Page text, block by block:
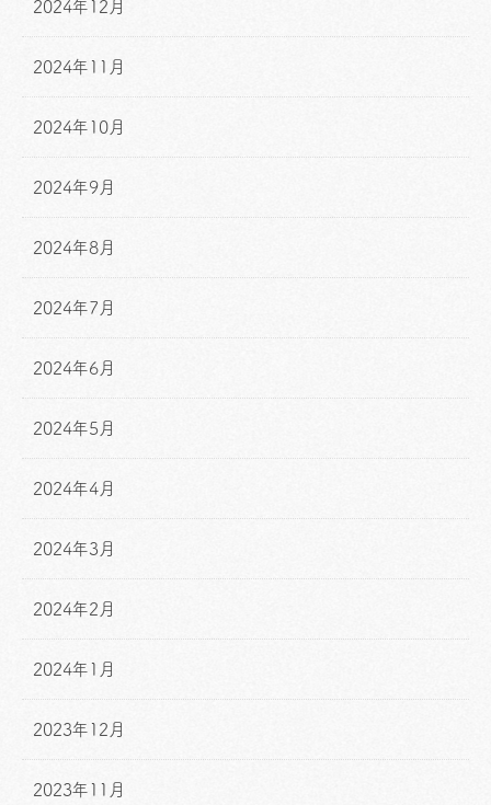
2024年12月
2024年11月
2024年10月
2024年9月
2024年8月
2024年7月
2024年6月
2024年5月
2024年4月
2024年3月
2024年2月
2024年1月
2023年12月
2023年11月